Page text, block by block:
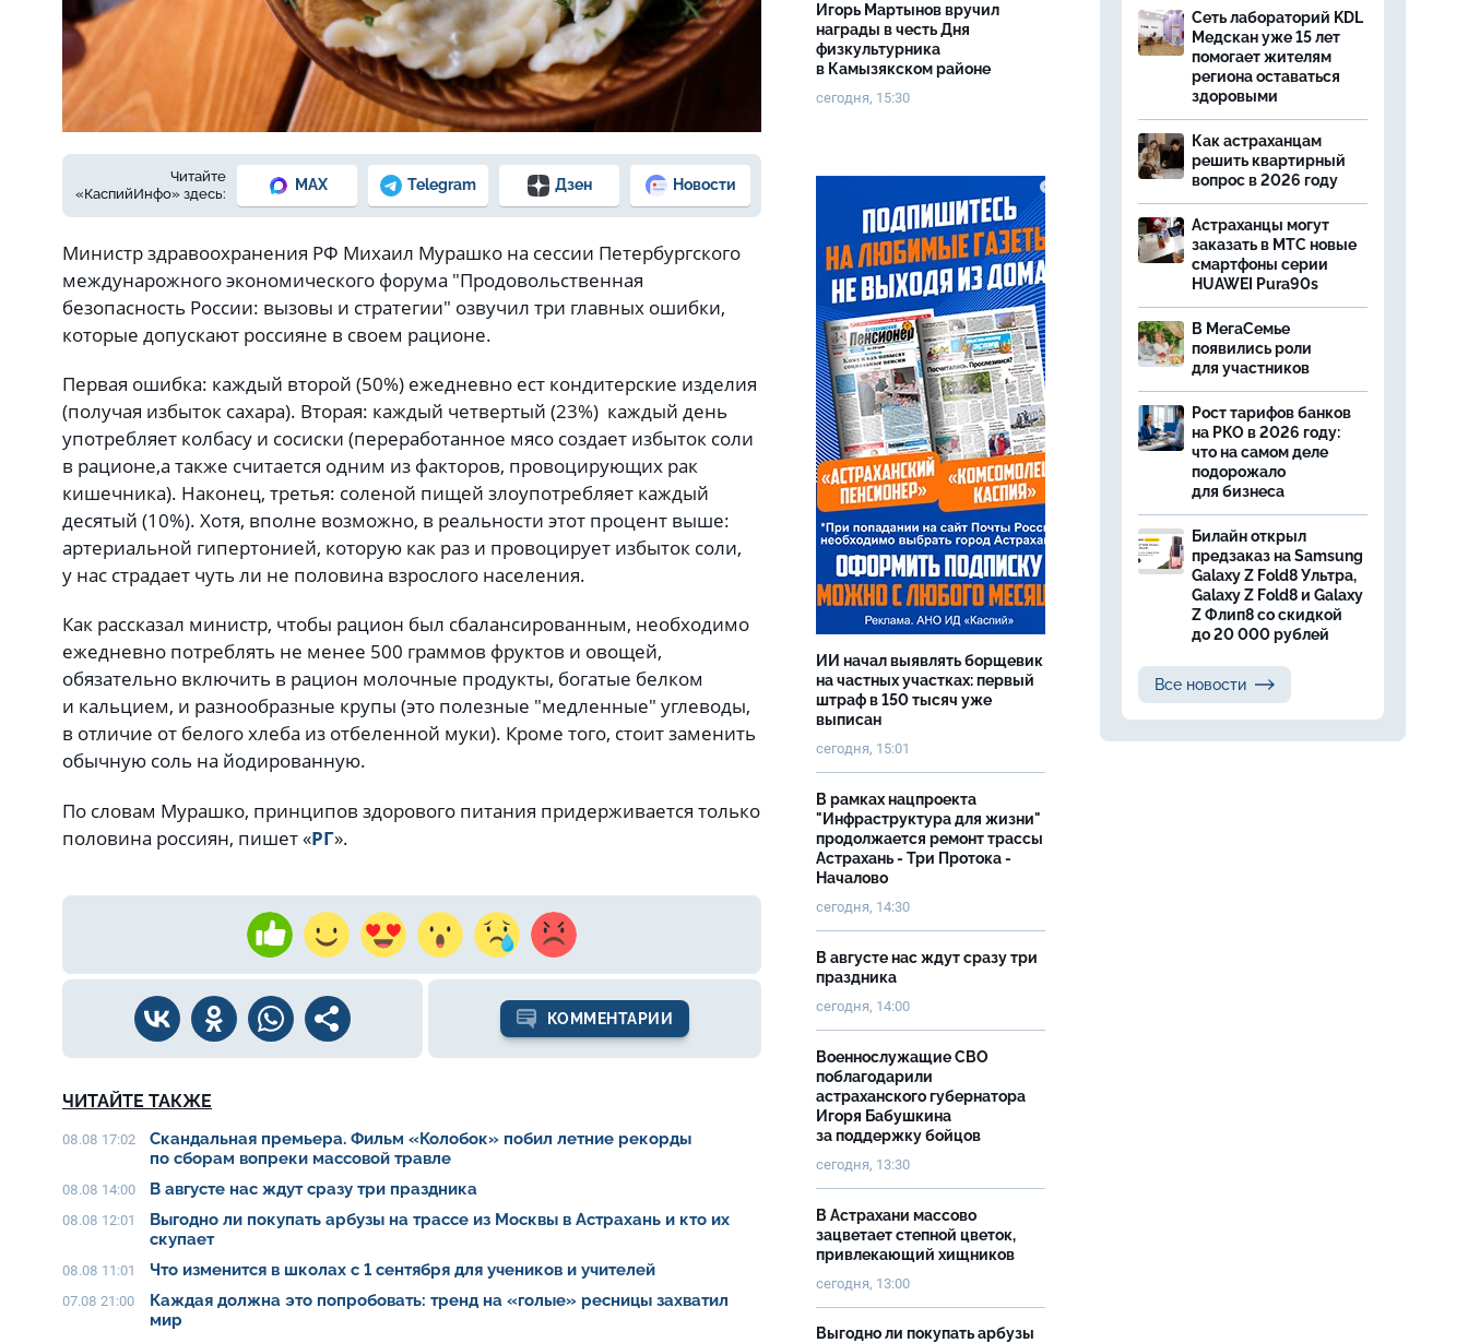
Фото: Елены Зимней
Читайте
«КаспийИнфо» здесь:
MAX Telegram Дзен Новости
Министр здравоохранения РФ Михаил Мурашко на сессии Петербургского
междунарожного экономического форума "Продовольственная
безопасность России: вызовы и стратегии" озвучил три главных ошибки,
которые допускают россияне в своем рационе.
Первая ошибка: каждый второй (50%) ежедневно ест кондитерские изделия
(получая избыток сахара). Вторая: каждый четвертый (23%) каждый день
употребляет колбасу и сосиски (переработанное мясо создает избыток соли
в рационе,а также считается одним из факторов, провоцирующих рак
кишечника). Наконец, третья: соленой пищей злоупотребляет каждый
десятый (10%). Хотя, вполне возможно, в реальности этот процент выше:
артериальной гипертонией, которую как раз и провоцирует избыток соли,
у нас страдает чуть ли не половина взрослого населения.
Как рассказал министр, чтобы рацион был сбалансированным, необходимо
ежедневно потреблять не менее 500 граммов фруктов и овощей,
обязательно включить в рацион молочные продукты, богатые белком
и кальцием, и разнообразные крупы (это полезные "медленные" углеводы,
в отличие от белого хлеба из отбеленной муки). Кроме того, стоит заменить
обычную соль на йодированную.
По словам Мурашко, принципов здорового питания придерживается только
половина россиян, пишет «РГ».
КОММЕНТАРИИ
ЧИТАЙТЕ ТАКЖЕ
08.08 17:02
Скандальная премьера. Фильм «Колобок» побил летние рекорды
по сборам вопреки массовой травле
08.08 14:00 В августе нас ждут сразу три праздника
08.08 12:01
Выгодно ли покупать арбузы на трассе из Москвы в Астрахань и кто их
скупает
08.08 11:01 Что изменится в школах с 1 сентября для учеников и учителей
07.08 21:00
Каждая должна это попробовать: тренд на «голые» ресницы захватил
мир
Игорь Мартынов вручил
награды в честь Дня
физкультурника
в Камызякском районе
сегодня, 15:30
ИИ начал выявлять борщевик
на частных участках: первый
штраф в 150 тысяч уже
выписан
сегодня, 15:01
В рамках нацпроекта
"Инфраструктура для жизни"
продолжается ремонт трассы
Астрахань - Три Протока -
Началово
сегодня, 14:30
В августе нас ждут сразу три
праздника
сегодня, 14:00
Военнослужащие СВО
поблагодарили
астраханского губернатора
Игоря Бабушкина
за поддержку бойцов
сегодня, 13:30
В Астрахани массово
зацветает степной цветок,
привлекающий хищников
сегодня, 13:00
Выгодно ли покупать арбузы
Сеть лабораторий KDL
Медскан уже 15 лет
помогает жителям
региона оставаться
здоровыми
Как астраханцам
решить квартирный
вопрос в 2026 году
Астраханцы могут
заказать в МТС новые
смартфоны серии
HUAWEI Pura90s
В МегаСемье
появились роли
для участников
Рост тарифов банков
на РКО в 2026 году:
что на самом деле
подорожало
для бизнеса
Билайн открыл
предзаказ на Samsung
Galaxy Z Fold8 Ультра,
Galaxy Z Fold8 и Galaxy
Z Флип8 со скидкой
до 20 000 рублей
Все новости